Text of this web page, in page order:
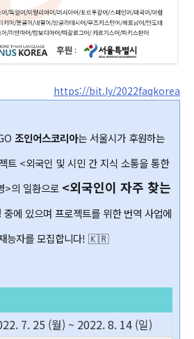
https://bit.ly/2022faqkorea
조인어스코리아는 서울시가 후원하는
트 <외국인 및 시민 간 지식 소통을 통한
>의 일환으로 <외국인이 자주 찾는
중에 있으며 프로젝트를 위한 번역 사업에
능자를 모집합니다! 🇰🇷
7. 25 (월) ~ 2022. 8. 14 (일)